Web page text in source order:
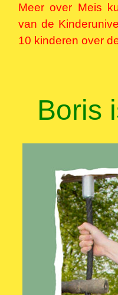
Meer over Meis
van de
10 kinderen over
Boris